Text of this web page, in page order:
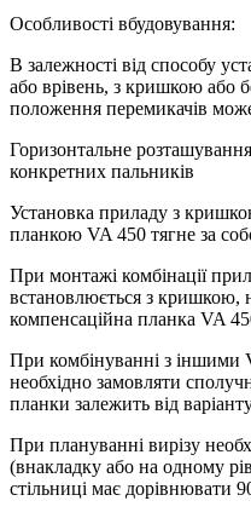
Особливості вбудовування:
В залежності від способу
або врівень, з кришкою або
положення перемикачів
Горизонтальне
конкретних пальників
Установка приладу з
планкою VA 450 тягне за
При монтажі комбінації
встановлюється з кришкою,
компенсаційна планка VA
При комбінуванні з іншими
необхідно замовляти
планки залежить від
При плануванні вирізу
(внакладку або на одному
стільниці має дорівнювати